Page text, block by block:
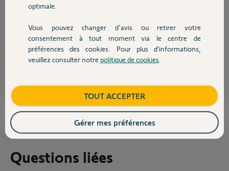
Devis avec un pro
Contact
Bonne soirée
Anonyme il y a presque 2 ans
Questions liées
optimale.
Vous pouvez changer d'avis ou retirer votre
consentement à tout moment via le centre de
préférences des cookies. Pour plus d’informations,
veuillez consulter notre politique de cookies
TOUT ACCEPTER
Gérer mes préférences